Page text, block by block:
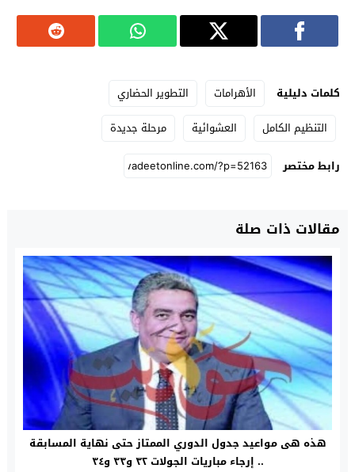
كلمات دليلية الأهرامات
التطوير الحضاري
التنظيم الكامل
العشوائية
مرحلة جديدة
رابط مختصر
مقالات ذات صلة
هذه هى مواعيد جدول الدوري الممتاز حتى نهاية المسابقة
.. إرجاء مباريات الجولات ٣٢ و٣٣ و٣٤